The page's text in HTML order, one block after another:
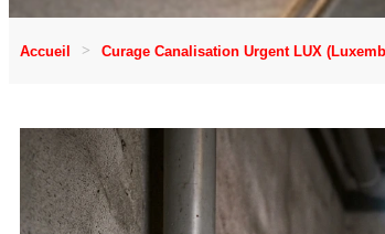
Accueil Curage Canalisation Urgent LUX